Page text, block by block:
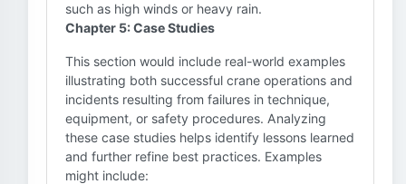
such as high winds or heavy rain.
Chapter 5: Case Studies
This section would include real-world examples
illustrating both successful crane operations and
incidents resulting from failures in technique,
equipment, or safety procedures. Analyzing
these case studies helps identify lessons learned
and further refine best practices. Examples
might include: